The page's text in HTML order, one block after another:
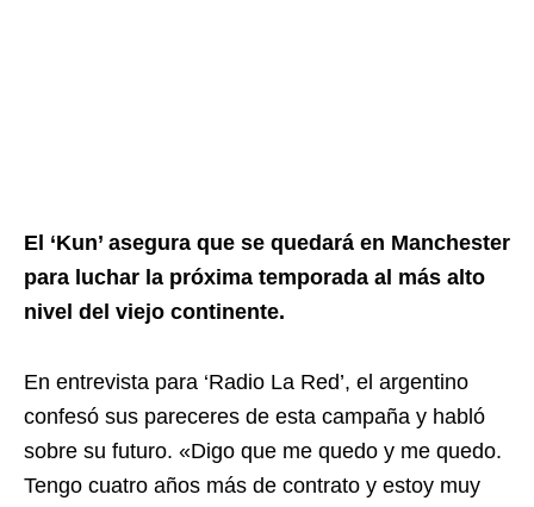
El ‘Kun’ asegura que se quedará en Manchester
para luchar la próxima temporada al más alto
nivel del viejo continente.
En entrevista para ‘Radio La Red’, el argentino
confesó sus pareceres de esta campaña y habló
sobre su futuro. «Digo que me quedo y me quedo.
Tengo cuatro años más de contrato y estoy muy